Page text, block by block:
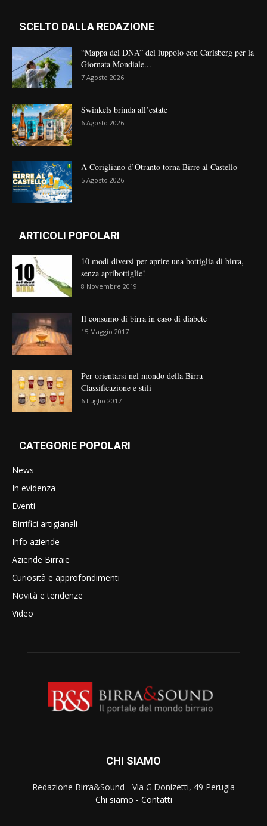
SCELTO DALLA REDAZIONE
“Mappa del DNA” del luppolo con Carlsberg per la
Giornata Mondiale...
7 Agosto 2026
Swinkels brinda all’estate
6 Agosto 2026
A Corigliano d’Otranto torna Birre al Castello
5 Agosto 2026
ARTICOLI POPOLARI
10 modi diversi per aprire una bottiglia di birra,
senza apribottiglie!
8 Novembre 2019
Il consumo di birra in caso di diabete
15 Maggio 2017
Per orientarsi nel mondo della Birra –
Classificazione e stili
6 Luglio 2017
CATEGORIE POPOLARI
News
In evidenza
Eventi
Birrifici artigianali
Info aziende
Aziende Birraie
Curiosità e approfondimenti
Novità e tendenze
Video
CHI SIAMO
Redazione Birra&Sound - Via G.Donizetti, 49 Perugia
Chi siamo - Contatti